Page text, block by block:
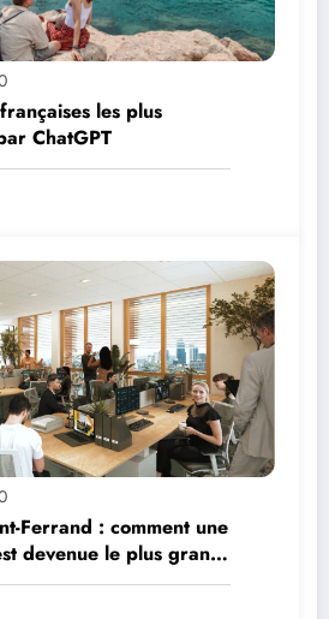
les plus
ChatGPT
Ferrand : comment une
devenue le plus grand
?